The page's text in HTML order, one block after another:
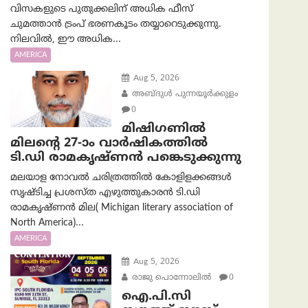
വിസകളുടെ പുതുക്കലിന് അധിക ഫീസ്
ചുമത്താൻ ട്രംപ് ഭരണകൂടം തയ്യാറെടുക്കുന്നു.
നിലവിൽ, ഈ അധിക...
AMERICA
Aug 5, 2026
അബ്ദുൾ പുന്നയൂർക്കുളം
0
മിഷിഗണിൽ
മിലന്റെ 27-ാം വാർഷികത്തിൽ
ടി.ഡി രാമകൃഷ്ണൻ പങ്കെടുക്കുന്നു
മലയാള നോവൽ ചരിത്രത്തിൽ കോളിളക്കങ്ങൾ
സൃഷ്ടിച്ച പ്രശസ്‌ത എഴുത്തുകാരൻ ടി.ഡി
രാമകൃഷ്ണൻ മില( Michigan literary association of
North America)...
AMERICA
Aug 5, 2026
രാജു പൊന്നോലിൽ
0
ഐ.പി.സി